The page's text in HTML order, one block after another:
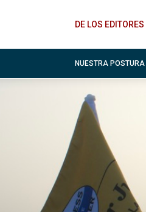
DE LOS EDITORES
NUESTRA POSTURA